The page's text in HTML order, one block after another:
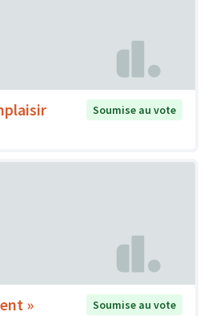
Soumise au vote
»
Soumise au vote